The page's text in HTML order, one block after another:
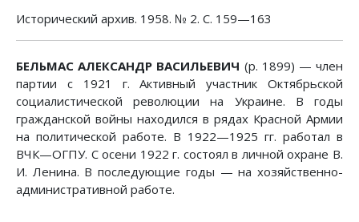
Исторический архив. 1958. № 2. С. 159—163
БЕЛЬМАС АЛЕКСАНДР ВАСИЛЬЕВИЧ (р. 1899) — член
партии с 1921 г. Активный участник Октябрьской
социалистической революции на Украине. В годы
гражданской войны находился в рядах Красной Армии
на политической работе. В 1922—1925 гг. работал в
ВЧК—ОГПУ. С осени 1922 г. состоял в личной охране В.
И. Ленина. В последующие годы — на хозяйственно-
административной работе.